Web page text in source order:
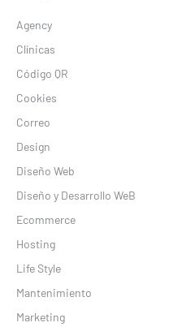
Agency
Clínicas
Código QR
Cookies
Correo
Design
Diseño Web
Diseño y Desarrollo WeB
Ecommerce
Hosting
Life Style
Mantenimiento
Marketing